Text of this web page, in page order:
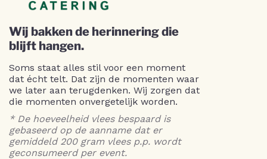
Wij bakken de herinnering die
blijft hangen.
Soms staat alles stil voor een moment
dat écht telt. Dat zijn de momenten waar
we later aan terugdenken. Wij zorgen dat
die momenten onvergetelijk worden.
* De hoeveelheid vlees bespaard is
gebaseerd op de aanname dat er
gemiddeld 200 gram vlees p.p. wordt
geconsumeerd per event.